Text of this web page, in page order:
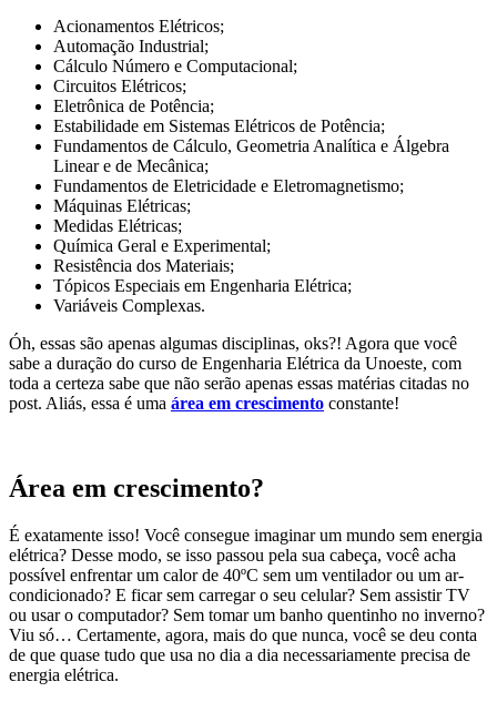
Acionamentos Elétricos;
Automação Industrial;
Cálculo Número e Computacional;
Circuitos Elétricos;
Eletrônica de Potência;
Estabilidade em Sistemas Elétricos de Potência;
Fundamentos de Cálculo, Geometria Analítica e Álgebra
Linear e de Mecânica;
Fundamentos de Eletricidade e Eletromagnetismo;
Máquinas Elétricas;
Medidas Elétricas;
Química Geral e Experimental;
Resistência dos Materiais;
Tópicos Especiais em Engenharia Elétrica;
Variáveis Complexas.
Óh, essas são apenas algumas disciplinas, oks?! Agora que você
sabe a duração do curso de Engenharia Elétrica da Unoeste, com
toda a certeza sabe que não serão apenas essas matérias citadas no
post. Aliás, essa é uma área em crescimento constante!
Área em crescimento?
É exatamente isso! Você consegue imaginar um mundo sem energia
elétrica? Desse modo, se isso passou pela sua cabeça, você acha
possível enfrentar um calor de 40ºC sem um ventilador ou um ar-
condicionado? E ficar sem carregar o seu celular? Sem assistir TV
ou usar o computador? Sem tomar um banho quentinho no inverno?
Viu só… Certamente, agora, mais do que nunca, você se deu conta
de que quase tudo que usa no dia a dia necessariamente precisa de
energia elétrica.